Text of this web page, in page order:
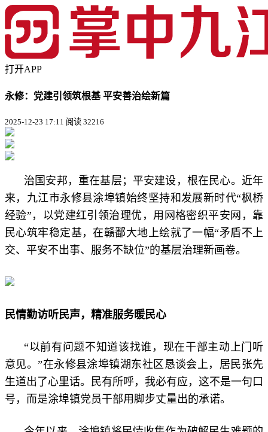
打开APP
永修：党建引领筑根基 平安善治绘新篇
2025-12-23 17:11 阅读 32216
治国安邦，重在基层；平安建设，根在民心。近年
来，九江市永修县涂埠镇始终坚持和发展新时代“枫桥
经验”，以党建红引领治理优，用网格密织平安网，靠
民心筑牢稳定基，在赣鄱大地上绘就了一幅“矛盾不上
交、平安不出事、服务不缺位”的基层治理新画卷。
民情勤访听民声，精准服务暖民心
“以前有问题不知道该找谁，现在干部主动上门听
意见。”在永修县涂埠镇湖东社区恳谈会上，居民张先
生道出了心里话。民有所呼，我必有应，这不是一句口
号，而是涂埠镇党员干部用脚步丈量出的承诺。